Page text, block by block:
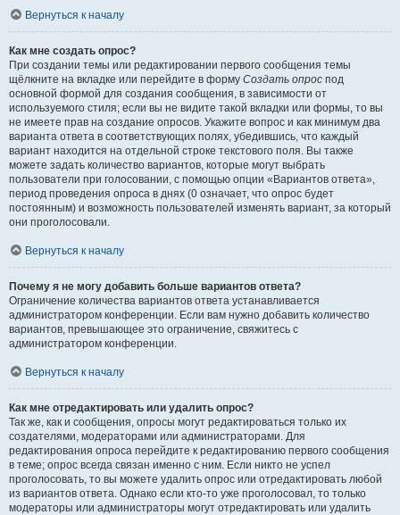
Вернуться к началу
Как мне создать опрос?
При создании темы или редактировании первого сообщения темы
щёлкните на вкладке или перейдите в форму Создать опрос под
основной формой для создания сообщения, в зависимости от
используемого стиля; если вы не видите такой вкладки или формы, то вы
не имеете прав на создание опросов. Укажите вопрос и как минимум два
варианта ответа в соответствующих полях, убедившись, что каждый
вариант находится на отдельной строке текстового поля. Вы также
можете задать количество вариантов, которые могут выбрать
пользователи при голосовании, с помощью опции «Вариантов ответа»,
период проведения опроса в днях (0 означает, что опрос будет
постоянным) и возможность пользователей изменять вариант, за который
они проголосовали.
Вернуться к началу
Почему я не могу добавить больше вариантов ответа?
Ограничение количества вариантов ответа устанавливается
администратором конференции. Если вам нужно добавить количество
вариантов, превышающее это ограничение, свяжитесь с
администратором конференции.
Вернуться к началу
Как мне отредактировать или удалить опрос?
Так же, как и сообщения, опросы могут редактироваться только их
создателями, модераторами или администраторами. Для
редактирования опроса перейдите к редактированию первого сообщения
в теме; опрос всегда связан именно с ним. Если никто не успел
проголосовать, то вы можете удалить опрос или отредактировать любой
из вариантов ответа. Однако если кто-то уже проголосовал, то только
модераторы или администраторы могут отредактировать или удалить